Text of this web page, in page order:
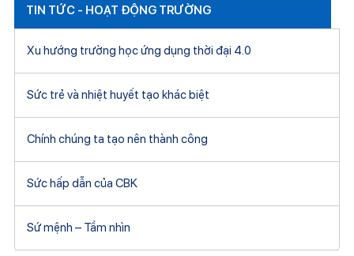
TIN TỨC - HOẠT ĐỘNG TRƯỜNG
Xu hướng trường học ứng dụng thời đại 4.0
Sức trẻ và nhiệt huyết tạo khác biệt
Chính chúng ta tạo nên thành công
Sức hấp dẫn của CBK
Sứ mệnh – Tầm nhìn